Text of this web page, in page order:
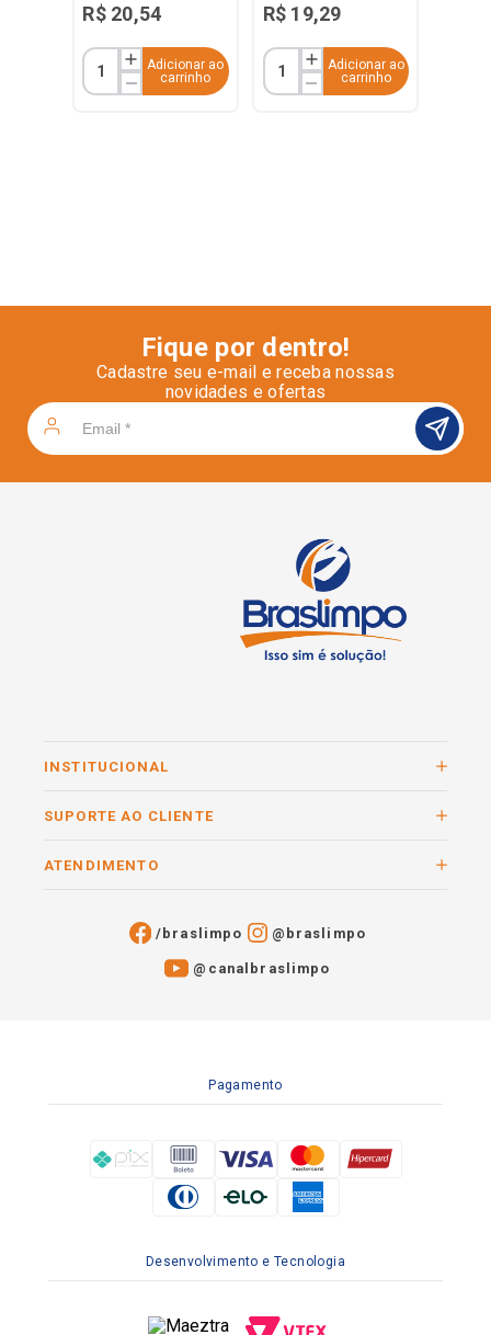
Bom Ar
R$ 20,54
Adicionar ao
carrinho
R$ 19,29
Adicionar ao
carrinho
Fique por dentro!
Cadastre seu e-mail e receba nossas
novidades e ofertas
INSTITUCIONAL
SUPORTE AO CLIENTE
ATENDIMENTO
/braslimpo @braslimpo
@canalbraslimpo​
Pagamento
Desenvolvimento e Tecnologia